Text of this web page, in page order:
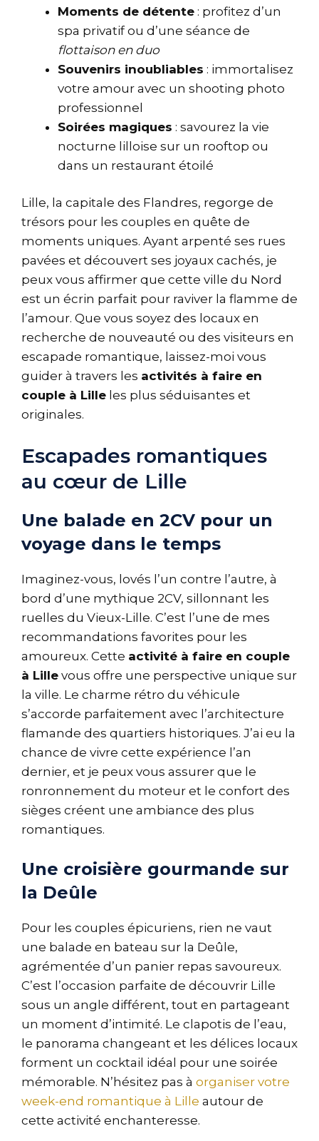
Moments de détente : profitez d’un
spa privatif ou d’une séance de
flottaison en duo
Souvenirs inoubliables : immortalisez
votre amour avec un shooting photo
professionnel
Soirées magiques : savourez la vie
nocturne lilloise sur un rooftop ou
dans un restaurant étoilé
Lille, la capitale des Flandres, regorge de
trésors pour les couples en quête de
moments uniques. Ayant arpenté ses rues
pavées et découvert ses joyaux cachés, je
peux vous affirmer que cette ville du Nord
est un écrin parfait pour raviver la flamme de
l’amour. Que vous soyez des locaux en
recherche de nouveauté ou des visiteurs en
escapade romantique, laissez-moi vous
guider à travers les activités à faire en
couple à Lille les plus séduisantes et
originales.
Escapades romantiques
au cœur de Lille
Une balade en 2CV pour un
voyage dans le temps
Imaginez-vous, lovés l’un contre l’autre, à
bord d’une mythique 2CV, sillonnant les
ruelles du Vieux-Lille. C’est l’une de mes
recommandations favorites pour les
amoureux. Cette activité à faire en couple
à Lille vous offre une perspective unique sur
la ville. Le charme rétro du véhicule
s’accorde parfaitement avec l’architecture
flamande des quartiers historiques. J’ai eu la
chance de vivre cette expérience l’an
dernier, et je peux vous assurer que le
ronronnement du moteur et le confort des
sièges créent une ambiance des plus
romantiques.
Une croisière gourmande sur
la Deûle
Pour les couples épicuriens, rien ne vaut
une balade en bateau sur la Deûle,
agrémentée d’un panier repas savoureux.
C’est l’occasion parfaite de découvrir Lille
sous un angle différent, tout en partageant
un moment d’intimité. Le clapotis de l’eau,
le panorama changeant et les délices locaux
forment un cocktail idéal pour une soirée
mémorable. N’hésitez pas à organiser votre
week-end romantique à Lille autour de
cette activité enchanteresse.